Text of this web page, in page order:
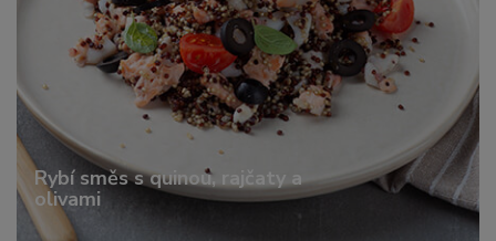
Rybí směs s quinou, rajčaty a
olivami